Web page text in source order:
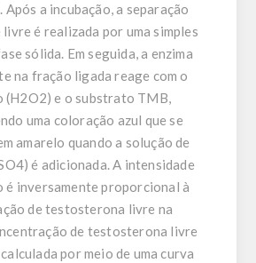
Após a incubação, a separação
é realizada por uma simples
sólida. Em seguida, a enzima
na fração ligada reage com o
(H2O2) e o substrato TMB,
uma coloração azul que se
amarelo quando a solução de
é adicionada. A intensidade
é inversamente proporcional à
de testosterona livre na
de testosterona livre
por meio de uma curva